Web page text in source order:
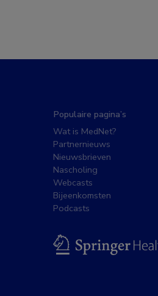
Populaire pagina’s
Wat is MedNet?
Partnernieuws
Nieuwsbrieven
Nascholing
Webcasts
Bijeenkomsten
Podcasts